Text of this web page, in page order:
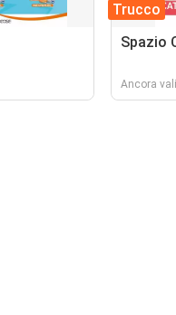
Trucco
Spazio
Ancora